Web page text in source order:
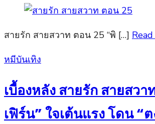
สายรัก สายสวาท ตอน 25 “พิ […]
Posted
หมีบันเทิง
เบื้องหลัง สายรัก สายสวา
เฟิร์น” ใจเต้นแรง โดน “